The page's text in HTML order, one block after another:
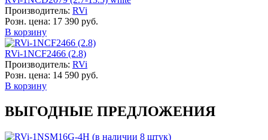
Производитель: RVi
Розн. цена: 17 390 руб.
В корзину
RVi-1NCF2466 (2.8)
Производитель: RVi
Розн. цена: 14 590 руб.
В корзину
ВЫГОДНЫЕ ПРЕДЛОЖЕНИЯ